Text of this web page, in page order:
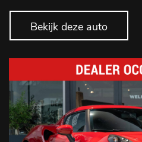
Bekijk deze auto